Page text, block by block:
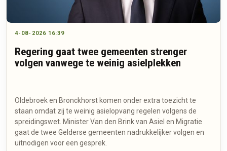
4-08-2026 16:39
Regering gaat twee gemeenten strenger
volgen vanwege te weinig asielplekken
Oldebroek en Bronckhorst komen onder extra toezicht te
staan omdat zij te weinig asielopvang regelen volgens de
spreidingswet. Minister Van den Brink van Asiel en Migratie
gaat de twee Gelderse gemeenten nadrukkelijker volgen en
uitnodigen voor een gesprek.